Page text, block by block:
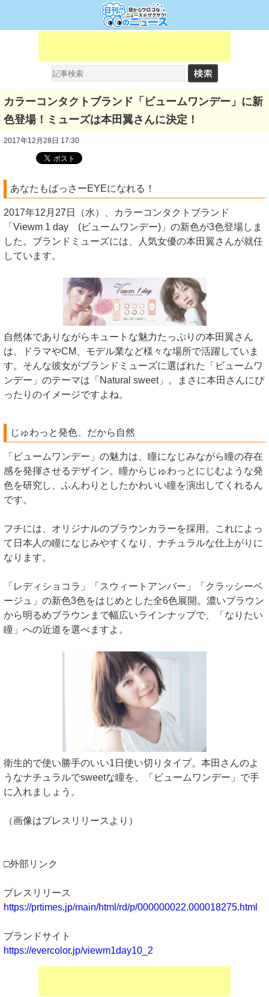
カラーコンタクトブランド「ビュームワンデー」に新
色登場！ミューズは本田翼さんに決定！
2017年12月28日 17:30
あなたもばっさーEYEになれる！
2017年12月27日（水）、カラーコンタクトブランド
「Viewm 1 day (ビュームワンデー)」の新色が3色登場しま
した。ブランドミューズには、人気女優の本田翼さんが就任
しています。
自然体でありながらキュートな魅力たっぷりの本田翼さん
は、ドラマやCM、モデル業など様々な場所で活躍していま
す。そんな彼女がブランドミューズに選ばれた「ビュームワ
ンデー」のテーマは「Natural sweet」。まさに本田さんにぴ
ったりのイメージですよね。
じゅわっと発色、だから自然
「ビュームワンデー」の魅力は、瞳になじみながら瞳の存在
感を発揮させるデザイン。瞳からじゅわっとにじむような発
色を研究し、ふんわりとしたかわいい瞳を演出してくれるん
です。
フチには、オリジナルのブラウンカラーを採用。これによっ
て日本人の瞳になじみやすくなり、ナチュラルな仕上がりに
なります。
「レディショコラ」「スウィートアンバー」「クラッシーベ
ージュ」の新色3色をはじめとした全6色展開。濃いブラウン
から明るめブラウンまで幅広いラインナップで、「なりたい
瞳」への近道を選べますよ。
衛生的で使い勝手のいい1日使い切りタイプ。本田さんのよ
うなナチュラルでsweetな瞳を、「ビュームワンデー」で手
に入れましょう。
（画像はプレスリリースより）
□外部リンク
プレスリリース
https://prtimes.jp/main/html/rd/p/000000022.000018275.html
ブランドサイト
https://evercolor.jp/viewm1day10_2